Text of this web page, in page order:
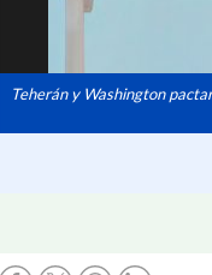
Teherán y Washington